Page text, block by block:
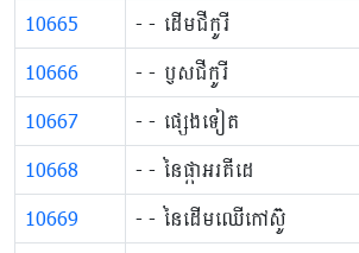
10665 ​​- ​​- ដើមជីកូរី
10666 ​​- ​​- ឫសជីកូរី
10667 ​​- ​​- ផ្សេងទៀត
10668 ​​​- ​​- នៃ​ផ្កា​អរគីដេ
10669 ​​- ​​- នៃដើមឈើកៅស៊ូ